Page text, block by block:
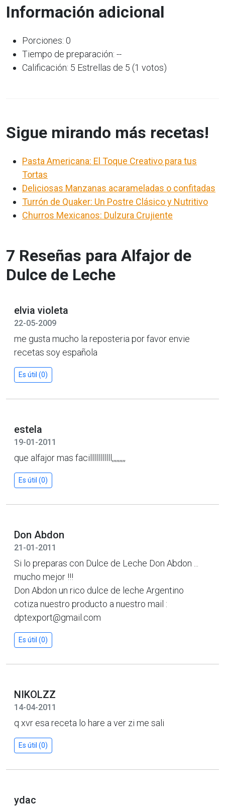
Información adicional
Porciones: 0
Tiempo de preparación: --
Calificación: 5 Estrellas de 5 (1 votos)
Sigue mirando más recetas!
Pasta Americana: El Toque Creativo para tus
Tortas
Deliciosas Manzanas acarameladas o confitadas
Turrón de Quaker: Un Postre Clásico y Nutritivo
Churros Mexicanos: Dulzura Crujiente
7 Reseñas para Alfajor de
Dulce de Leche
elvia violeta
22-05-2009
me gusta mucho la reposteria por favor envie
recetas soy española
Es útil (0)
estela
19-01-2011
que alfajor mas facilllllllllll,,,,,,,,,
Es útil (0)
Don Abdon
21-01-2011
Si lo preparas con Dulce de Leche Don Abdon ...
mucho mejor !!!
Don Abdon un rico dulce de leche Argentino
cotiza nuestro producto a nuestro mail :
dptexport@gmail.com
Es útil (0)
NIKOLZZ
14-04-2011
q xvr esa receta lo hare a ver zi me sali
Es útil (0)
ydac